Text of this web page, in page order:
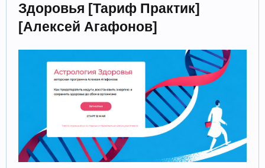
Здоровья [Тариф Практик]
[Алексей Агафонов]